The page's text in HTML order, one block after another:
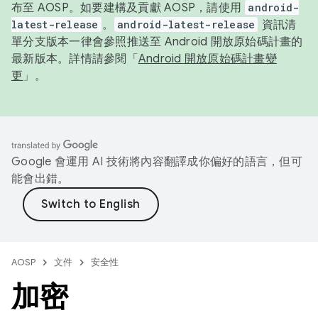
布至 AOSP。如要建構及貢獻 AOSP，請使用 android-
latest-release 。 android-latest-release
資訊清
單分支版本一律會參照推送至 Android 開放原始碼計畫的
最新版本。詳情請參閱「 Android 開放原始碼計畫變
更 」。
Google 會運用 AI 技術將內容翻譯成你偏好的語言，但可
能會出錯。
AOSP 文件 安全性
加密